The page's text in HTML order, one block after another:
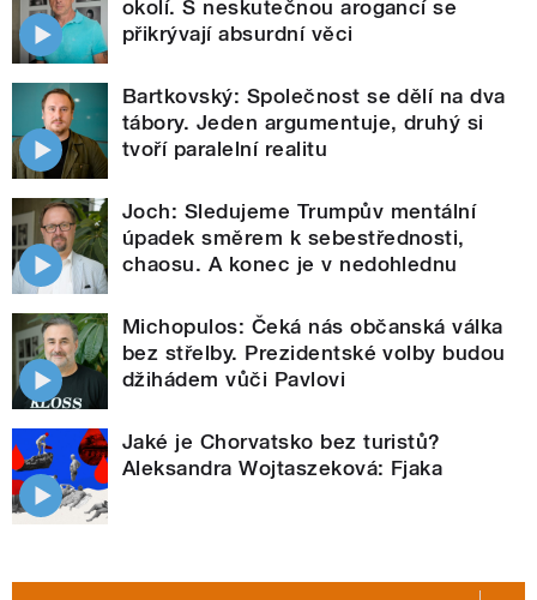
okolí. S neskutečnou arogancí se
přikrývají absurdní věci
Bartkovský: Společnost se dělí na dva
tábory. Jeden argumentuje, druhý si
tvoří paralelní realitu
Joch: Sledujeme Trumpův mentální
úpadek směrem k sebestřednosti,
chaosu. A konec je v nedohlednu
Michopulos: Čeká nás občanská válka
bez střelby. Prezidentské volby budou
džihádem vůči Pavlovi
Jaké je Chorvatsko bez turistů?
Aleksandra Wojtaszeková: Fjaka